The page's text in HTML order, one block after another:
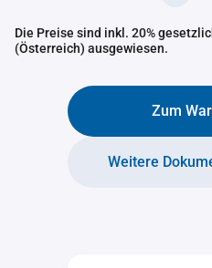
Die Preise sind inkl. 20%
(Österreich) ausgewiesen.
Zum
Weitere